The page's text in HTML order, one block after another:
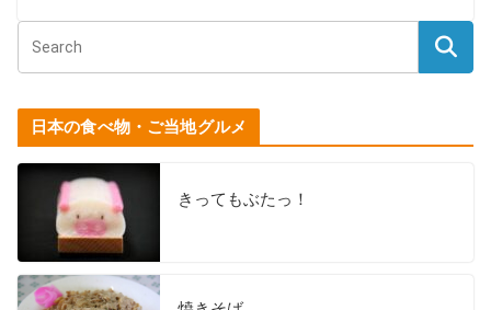
日本の食べ物・ご当地グルメ
きってもぶたっ！